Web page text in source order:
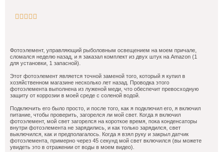

Фотоэлемент, управляющий рыболовным освещением на моем причале,
сломался неделю назад, и я заказал комплект из двух штук на Amazon (1
для установки, 1 запасной).
Этот фотоэлемент является точной заменой того, который я купил в
хозяйственном магазине несколько лет назад. Проводка этого
фотоэлемента выполнена из луженой меди, что обеспечит превосходную
защиту от коррозии в моей среде с соленой водой.
Подключить его было просто, и после того, как я подключил его, я включил
питание, чтобы проверить, загорелся ли мой свет. Когда я включил
фотоэлемент, мой свет загорелся на короткое время, пока конденсаторы
внутри фотоэлемента не зарядились, и как только зарядился, свет
выключился, как и предполагалось. Когда я взял руку и закрыл датчик
фотоэлемента, примерно через 45 секунд мой свет включился (вы можете
увидеть это в отражении от воды в моем видео).